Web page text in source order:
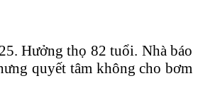
Hưởng thọ 82 tuổi. Nhà báo
quyết tâm không cho bơm